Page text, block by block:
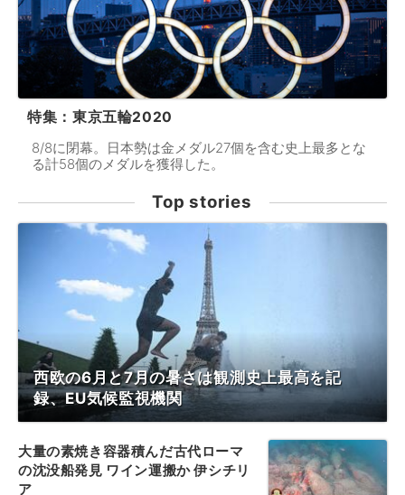
特集：東京五輪2020
8/8に閉幕。日本勢は金メダル27個を含む史上最多とな
る計58個のメダルを獲得した。
Top stories
西欧の6月と7月の暑さは観測史上最高を記
録、EU気候監視機関
大量の素焼き容器積んだ古代ローマ
の沈没船発見 ワイン運搬か 伊シチリ
ア